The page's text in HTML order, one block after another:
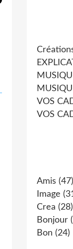
Amis (47)
Image
Crea (28)
Bonjour
Bon (24)
VOS
VOS